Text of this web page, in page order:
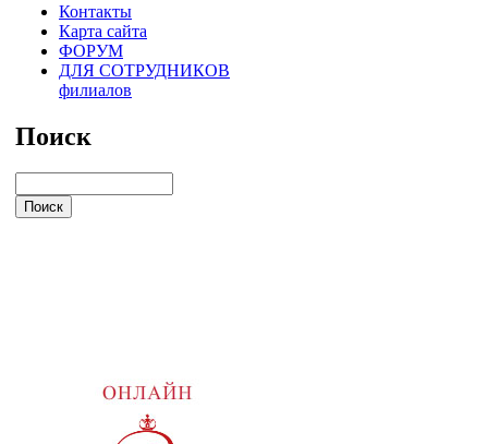
Контакты
Карта сайта
ФОРУМ
ДЛЯ СОТРУДНИКОВ
филиалов
Поиск